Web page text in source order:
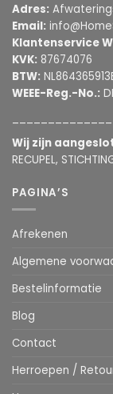
Adres:
Email:
Klantenservice
KVK: 87674076
BTW:
WEEE-Reg.-No.:
Wij zijn
RECUPEL,
PAGINA’S
Afrekenen
Algemene
Bestelinformatie
Blog
Contact
Herroepen /